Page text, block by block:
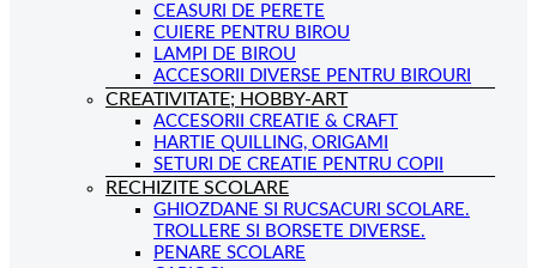
CEASURI DE PERETE
CUIERE PENTRU BIROU
LAMPI DE BIROU
ACCESORII DIVERSE PENTRU BIROURI
CREATIVITATE; HOBBY-ART
ACCESORII CREATIE & CRAFT
HARTIE QUILLING, ORIGAMI
SETURI DE CREATIE PENTRU COPII
RECHIZITE SCOLARE
GHIOZDANE SI RUCSACURI SCOLARE.
TROLLERE SI BORSETE DIVERSE.
PENARE SCOLARE